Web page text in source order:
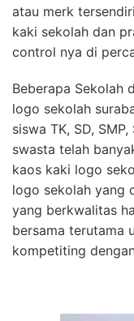
atau merk
kaki sekolah dan
control nya di
Beberapa Sekolah
logo sekolah
siswa TK, SD,
swasta telah
kaos kaki logo
logo sekolah yang
yang berkwalitas
bersama terutama
kompetiting